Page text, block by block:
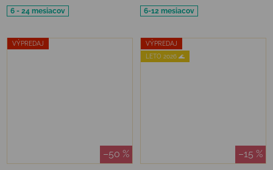
6 - 24 mesiacov
6-12 mesiacov
VÝPREDAJ
–50 %
VÝPREDAJ
LETO 2026 🌊
–15 %